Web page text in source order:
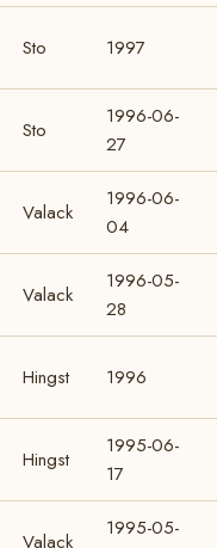
Sto 1997
Sto
1996-06-
27
Valack
1996-06-
04
Valack
1996-05-
28
Hingst 1996
Hingst
1995-06-
17
Valack
1995-05-